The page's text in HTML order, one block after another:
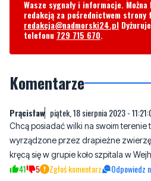
Komentarze
Chcą posiadać wilki na swoim
kręcą się w grupie koło szpitala w
41 5 Zgłoś komentarz Odpowiedz
xxx niedziela, 20 sierpnia 2023 -
ciebie to chyba prącie swędzi